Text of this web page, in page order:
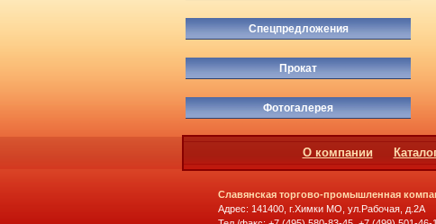
Спецпредложения
Прокат
Фотогалерея
О компании
Славянская торгово-промышленная
Адрес: 141400, г.Химки МО, ул.Рабочая, д.2А